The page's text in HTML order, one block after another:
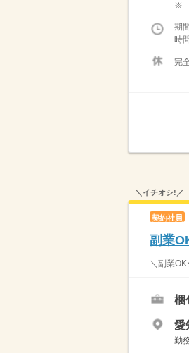
※
期
時
完
＼イチオシ!／
契約社員
副業
＼副業
梱
愛
勤